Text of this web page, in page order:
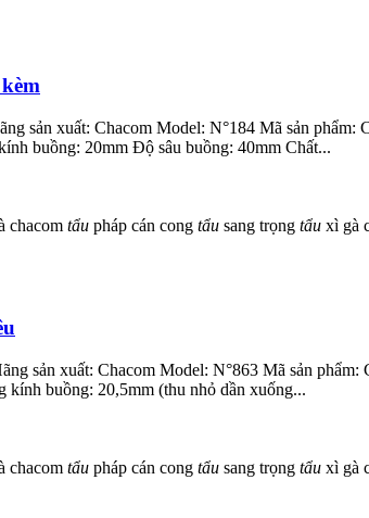
sản xuất: Chacom Model: N°184 Mã sản
buồng: 20mm Độ sâu buồng: 40mm Chất...
chacom tẩu pháp cán cong tẩu sang trọng tẩu xì gà
sản xuất: Chacom Model: N°863 Mã sản
buồng: 20,5mm (thu nhỏ dần xuống...
chacom tẩu pháp cán cong tẩu sang trọng tẩu xì gà